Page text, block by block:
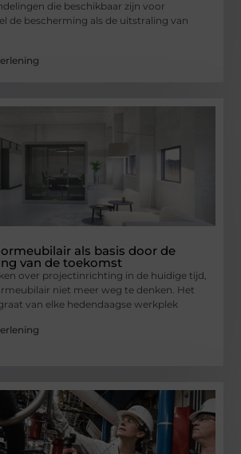
die beschikbaar zijn voor
de bescherming als de uitstraling van
als basis door de
van de toekomst
over projectinrichting in de huidige tijd,
niet meer weg te denken. Het
van elke hedendaagse werkplek